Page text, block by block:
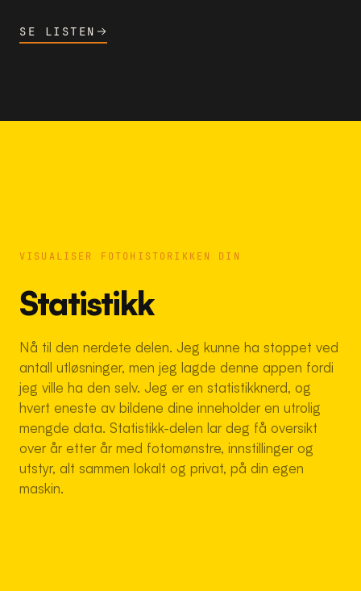
SE LISTEN
VISUALISER FOTOHISTORIKKEN DIN
Statistikk
Nå til den nerdete delen. Jeg kunne ha stoppet ved
antall utløsninger, men jeg lagde denne appen fordi
jeg ville ha den selv. Jeg er en statistikknerd, og
hvert eneste av bildene dine inneholder en utrolig
mengde data. Statistikk-delen lar deg få oversikt
over år etter år med fotomønstre, innstillinger og
utstyr, alt sammen lokalt og privat, på din egen
maskin.